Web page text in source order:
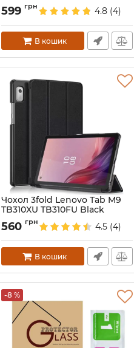
Артикул:6731
599 грн 4.8 (4)
В кошик
Чохол 3fold Lenovo Tab M9
TB310XU TB310FU Black
Артикул:6726
560 грн 4.5 (4)
В кошик
-8 %